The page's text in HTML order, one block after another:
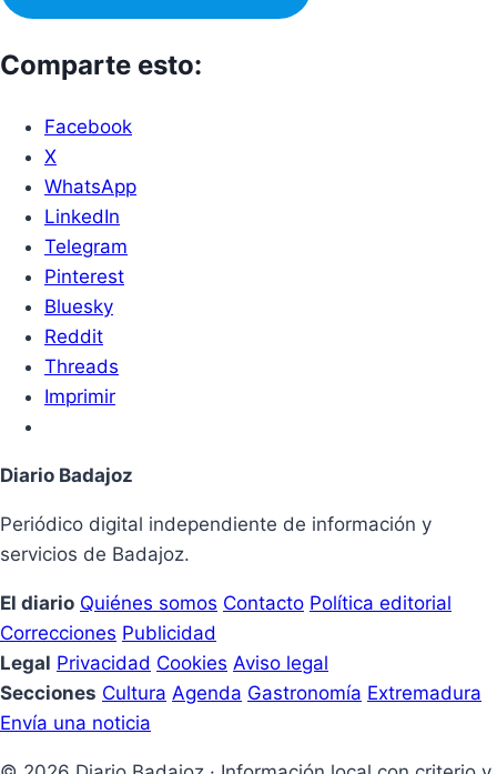
Comparte esto:
Facebook
X
WhatsApp
LinkedIn
Telegram
Pinterest
Bluesky
Reddit
Threads
Imprimir
Diario Badajoz
Periódico digital independiente de información y
servicios de Badajoz.
El diario Quiénes somos Contacto Política editorial
Correcciones Publicidad
Legal Privacidad Cookies Aviso legal
Secciones Cultura Agenda Gastronomía Extremadura
Envía una noticia